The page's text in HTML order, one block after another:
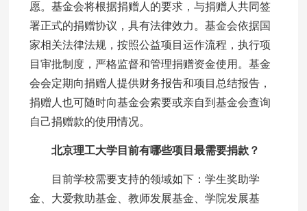
愿。基金会将根据捐赠人的要求，与捐赠人共同签
署正式的捐赠协议，具有法律效力。基金会依据国
家相关法律法规，按照公益项目运作流程，执行项
目审批制度，严格监督和管理捐赠资金使用。基金
会会定期向捐赠人提供财务报告和项目总结报告，
捐赠人也可随时向基金会索要或亲自到基金会查询
自己捐赠款的使用情况。
北京理工大学目前有哪些项目最需要捐款？
目前学校需要支持的领域如下：学生奖助学
金、大爱救助基金、教师发展基金、学院发展基